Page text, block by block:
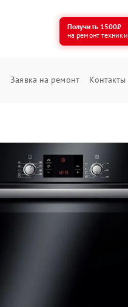
Получить 1500₽
на ремонт техники
Заявка на ремонт Контакты